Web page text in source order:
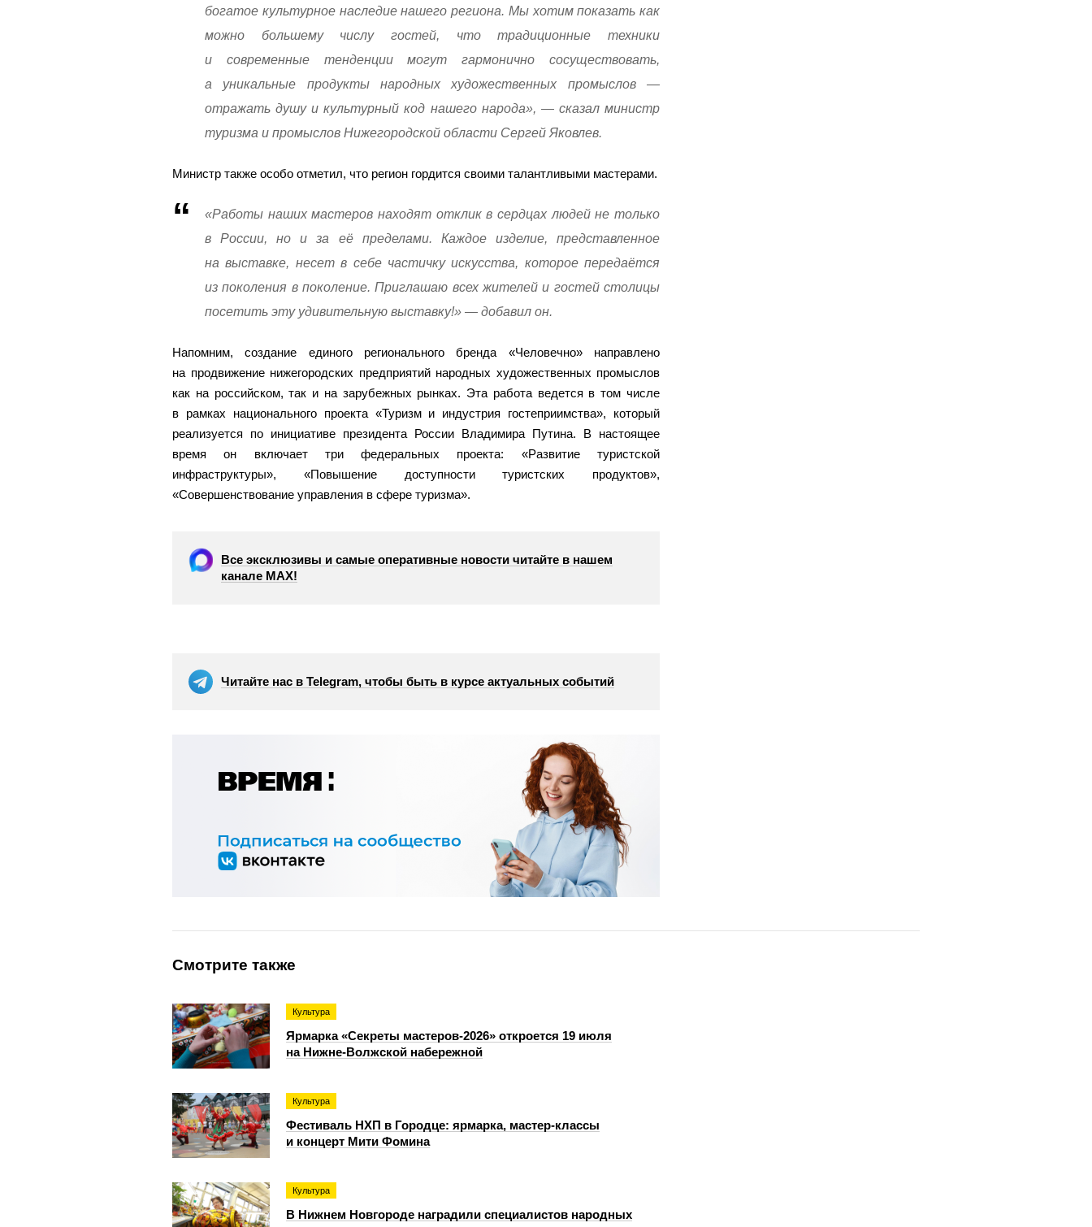
богатое культурное наследие нашего региона. Мы хотим показать как
можно большему числу гостей, что традиционные техники
и современные тенденции могут гармонично сосуществовать,
а уникальные продукты народных художественных промыслов —
отражать душу и культурный код нашего народа», — сказал министр
туризма и промыслов Нижегородской области Сергей Яковлев.
Министр также особо отметил, что регион гордится своими талантливыми мастерами.
«Работы наших мастеров находят отклик в сердцах людей не только
в России, но и за её пределами. Каждое изделие, представленное
на выставке, несет в себе частичку искусства, которое передаётся
из поколения в поколение. Приглашаю всех жителей и гостей столицы
посетить эту удивительную выставку!» — добавил он.
Напомним, создание единого регионального бренда «Человечно» направлено
на продвижение нижегородских предприятий народных художественных промыслов
как на российском, так и на зарубежных рынках. Эта работа ведется в том числе
в рамках национального проекта «Туризм и индустрия гостеприимства», который
реализуется по инициативе президента России Владимира Путина. В настоящее
время он включает три федеральных проекта: «Развитие туристской
инфраструктуры», «Повышение доступности туристских продуктов»,
«Совершенствование управления в сфере туризма».
Все эксклюзивы и самые оперативные новости читайте в нашем
канале МАХ!
Читайте нас в Telegram, чтобы быть в курсе актуальных событий
Смотрите также
Культура
Ярмарка «Секреты мастеров‑2026» откроется 19 июля
на Нижне‑Волжской набережной
Культура
Фестиваль НХП в Городце: ярмарка, мастер‑классы
и концерт Мити Фомина
Культура
В Нижнем Новгороде наградили специалистов народных